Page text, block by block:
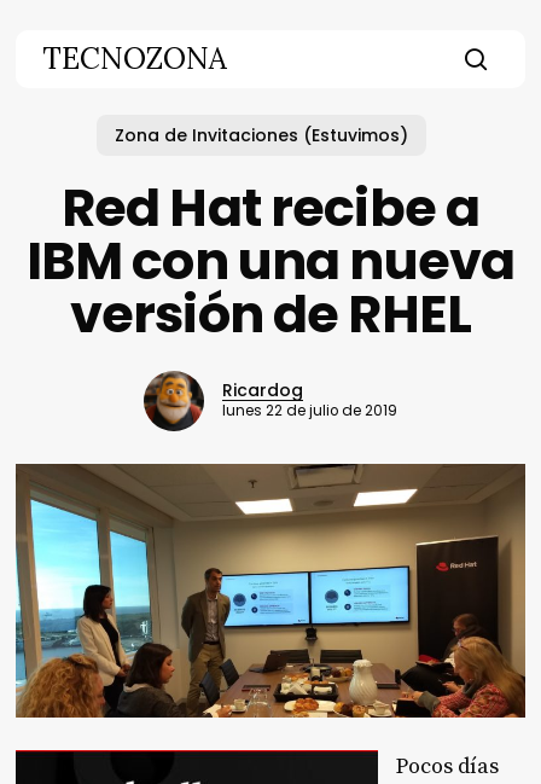
TECNOZONA
Zona de Invitaciones (Estuvimos)
Red Hat recibe a
IBM con una nueva
versión de RHEL
Ricardog
lunes 22 de julio de 2019
Pocos días